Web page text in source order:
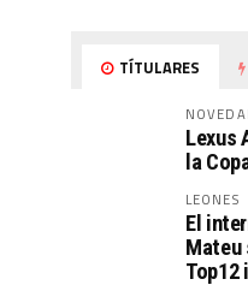
TÍTULARES
Lexus
la
LEONES
El
Mateu
Top12